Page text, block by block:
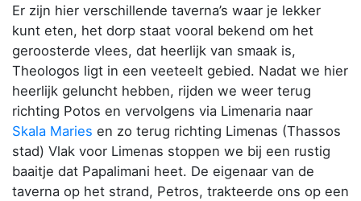
Er zijn hier verschillende taverna’s waar je lekker
kunt eten, het dorp staat vooral bekend om het
geroosterde vlees, dat heerlijk van smaak is,
Theologos ligt in een veeteelt gebied. Nadat we hier
heerlijk geluncht hebben, rijden we weer terug
richting Potos en vervolgens via Limenaria naar
Skala Maries en zo terug richting Limenas (Thassos
stad) Vlak voor Limenas stoppen we bij een rustig
baaitje dat Papalimani heet. De eigenaar van de
taverna op het strand, Petros, trakteerde ons op een